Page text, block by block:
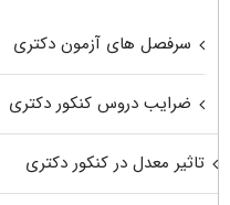
سرفصل های آزمون دکتری
ضرایب دروس کنکور دکتری
تاثیر معدل در کنکور دکتری